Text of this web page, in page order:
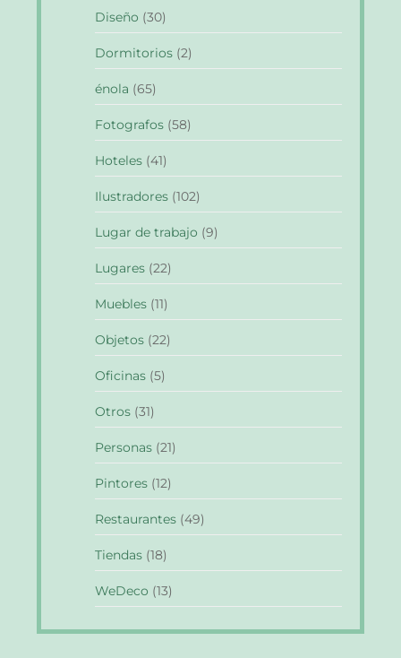
Diseño (30)
Dormitorios (2)
énola (65)
Fotografos (58)
Hoteles (41)
Ilustradores (102)
Lugar de trabajo (9)
Lugares (22)
Muebles (11)
Objetos (22)
Oficinas (5)
Otros (31)
Personas (21)
Pintores (12)
Restaurantes (49)
Tiendas (18)
WeDeco (13)